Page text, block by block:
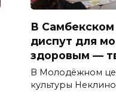
В
диспут для
здоровым —
В Молодёжном
культуры